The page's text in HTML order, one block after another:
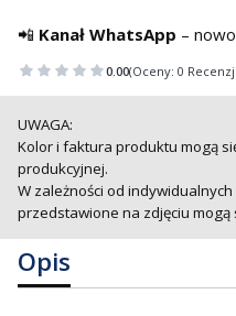
📲 Kanał WhatsApp –
0.00(Oceny: 0
UWAGA:
Kolor i faktura produktu mogą
produkcyjnej.
W zależności od
przedstawione na zdjęciu mogą
Opis